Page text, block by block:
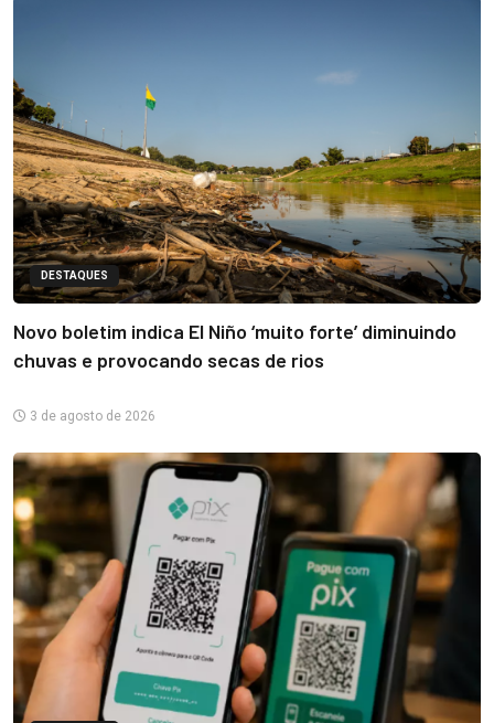
DESTAQUES
Novo boletim indica El Niño ‘muito forte’ diminuindo
chuvas e provocando secas de rios
3 de agosto de 2026